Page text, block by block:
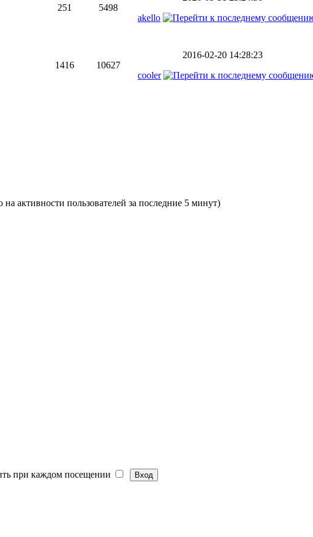
251 5498
akello
1416 10627
2016-02-20 14:28:23
cooler
активности пользователей за последние 5 минут)
при каждом посещении